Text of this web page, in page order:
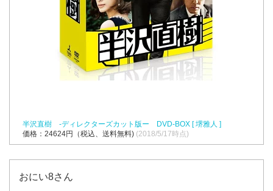
半沢直樹 -ディレクターズカット版ー DVD-BOX [ 堺雅人 ]
価格：24624円（税込、送料無料) (2018/5/17時点)
おにい8さん